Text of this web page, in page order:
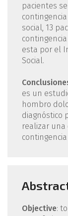
pacientes
social, 13
esta por el
Social.
es un
hombro
diagnóstico
realizar una
Objective: